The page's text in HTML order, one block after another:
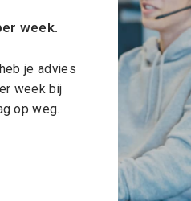
week.
je advies
week bij
op weg.